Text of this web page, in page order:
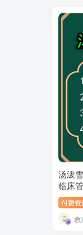
汤泼
临床
付费资
教